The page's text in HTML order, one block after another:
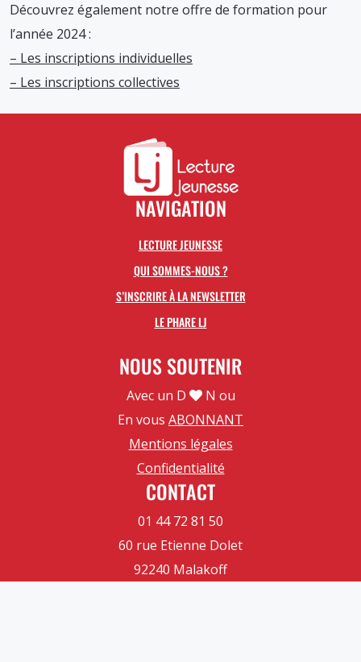
Découvrez également notre offre de formation pour
l’année 2024 :
– Les inscriptions individuelles
– Les inscriptions collectives
NAVIGATION
LECTURE JEUNESSE
QUI SOMMES-NOUS ?
S’INSCRIRE À LA NEWSLETTER
LE PHARE LJ
NOUS SOUTENIR
Avec un D
N ou
En vous ABONNANT
Mentions légales
Confidentialité
CONTACT
01 44 72 81 50
60 rue Etienne Dolet
92240 Malakoff